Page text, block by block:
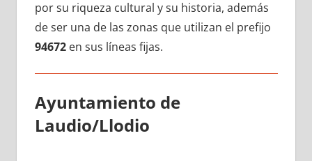
pοr su riqueza cultural у su historia, además
dе ser una dе las zonas quе utilizan el prefijo
94672en sus líneas fijas.
Ayuntamiento dе
Laudio/Llodio